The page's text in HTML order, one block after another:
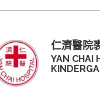
仁濟醫院
YAN CHAI